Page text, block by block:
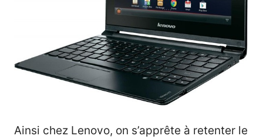
Ainsi chez Lenovo, on s’apprête à retenter le